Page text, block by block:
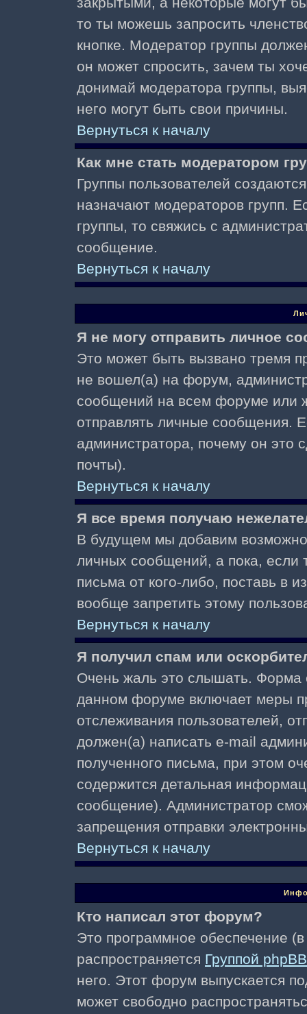
то ты можешь запросить
кнопке. Модератор группы
он может спросить, зачем ты
донимай модератора группы,
него могут быть свои причины.
Вернуться к началу
Как мне стать модератором
Группы пользователей
назначают модераторов групп.
группы, то свяжись с
сообщение.
Вернуться к началу
Я не могу отправить личное
Это может быть вызвано тремя
не вошел(а) на форум,
сообщений на всем форуме или
отправлять личные сообщения.
администратора, почему он это
почты).
Вернуться к началу
Я все время получаю
В будущем мы добавим
личных сообщений, а пока, если
письма от кого-либо, поставь в
вообще запретить этому
Вернуться к началу
Я получил спам или
Очень жаль это слышать. Форма
данном форуме включает меры
отслеживания пользователей,
должен(а) написать e-mail
полученного письма, при этом
содержится детальная
сообщение). Администратор
запрещения отправки
Вернуться к началу
Кто написал этот форум?
Это программное обеспечение
распространяется Группой phpBB
него. Этот форум выпускается
может свободно